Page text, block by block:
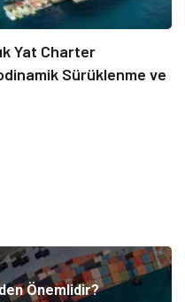
Yat Charter
Sürüklenme ve
Önemlidir?